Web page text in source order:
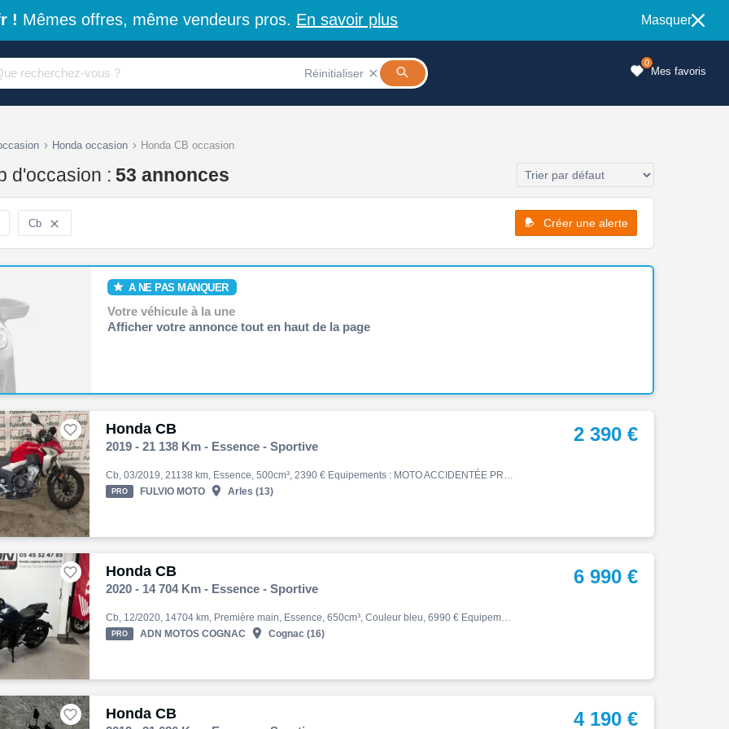
! Mêmes offres, même vendeurs pros. En savoir plus Masquer
Réinitialiser  Mes favoris
0
Honda occasion Honda CB occasion
d'occasion : 53 annonces
Cb  Créer une alerte
A NE PAS MANQUER
Votre véhicule à la une
Afficher votre annonce tout en haut de la page
Honda CB

2019 - 21 138 Km - Essence - Sportive
Cb, 03/2019, 21138 km, Essence, 500cm³, 2390 € Equipements : MOTO ACCIDENTÉE PROCEDURE .RSV ,VENDU SANS GARANTIE POUR PROFESSIONNELS Français . VENDU avec DOSSIER RSV .1er rapport + carte grise. POUR L'EXPORT : LA CARTE GRISE ORIGINALE EST DISPONIBLE AUX PARTICULIERS Français : …
PRO FULVIO MOTO  Arles (13)
2 390 €
Honda CB

2020 - 14 704 Km - Essence - Sportive
Cb, 12/2020, 14704 km, Première main, Essence, 650cm³, Couleur bleu, 6990 € Equipements : À vendre, magnifique Honda CB650R en excellent état, mise en circulation le 01/12/2020, avec seulement 14 704 km. Équipée du célèbre 4 cylindres en ligne de 649 cm³ développant 95 ch, la CB…
PRO ADN MOTOS COGNAC  Cognac (16)
6 990 €
Honda CB
 4 190 €